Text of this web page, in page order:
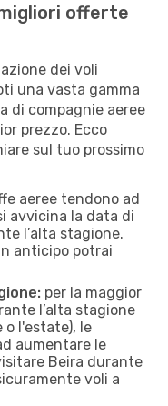
offerte
dei voli
una vasta gamma
di compagnie aeree
prezzo. Ecco
sul tuo prossimo
aeree tendono ad
avvicina la data di
l’alta stagione.
anticipo potrai
per la maggior
l’alta stagione
o l'estate), le
aumentare le
Beira durante
voli a